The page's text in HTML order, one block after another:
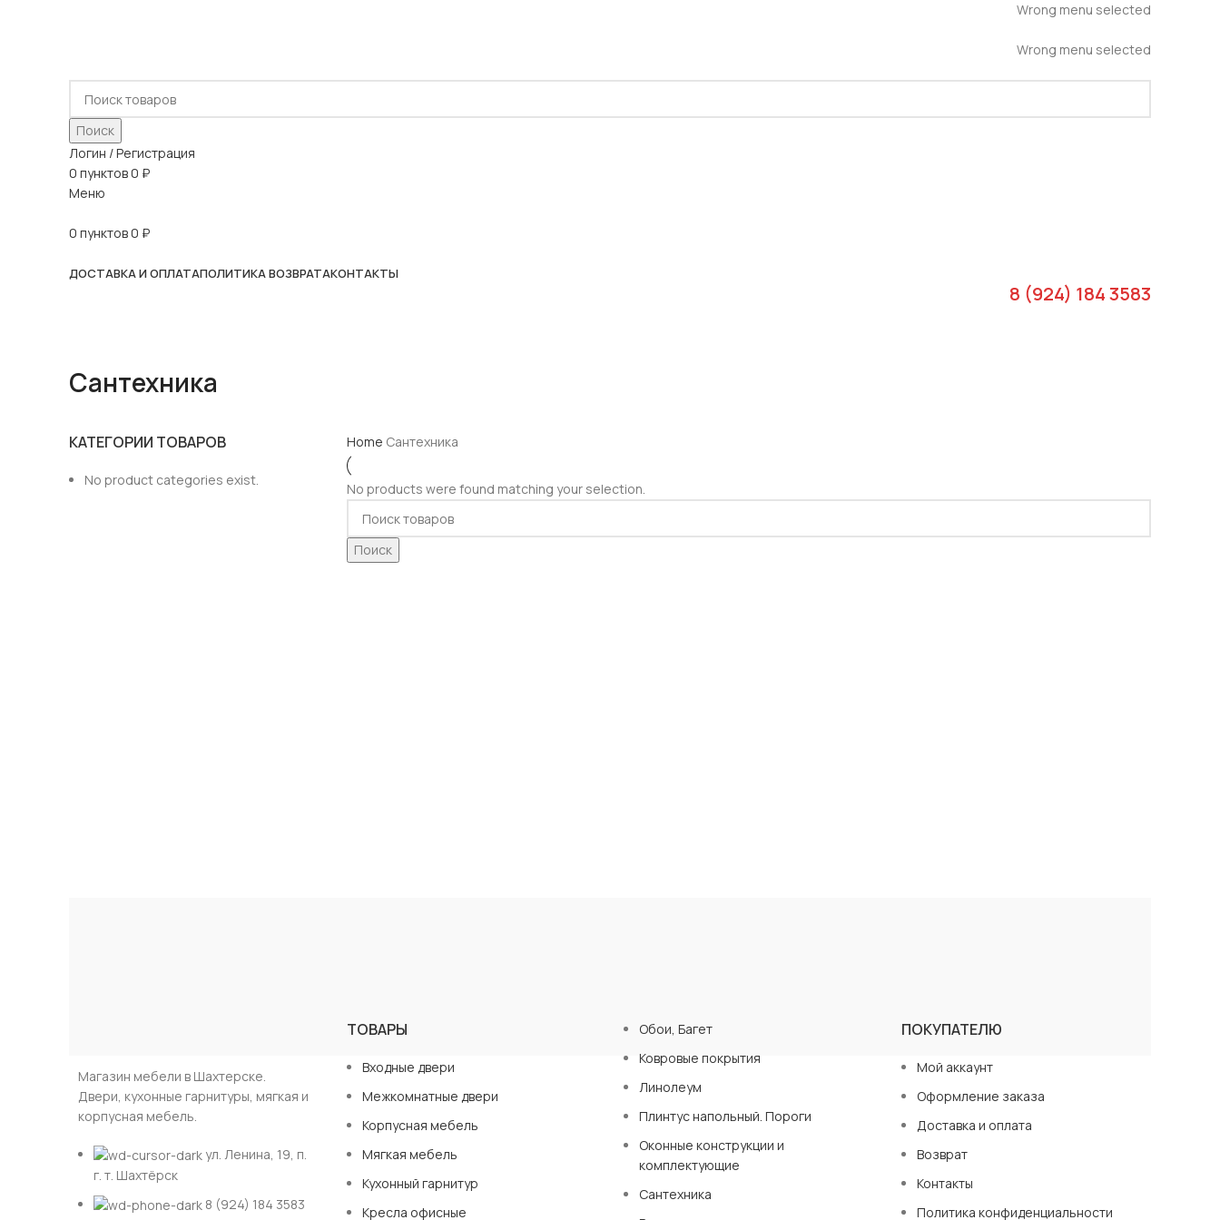
Wrong menu selected
Wrong menu selected
Поиск
Логин / Регистрация
0 пунктов0 ₽
Меню
0 пунктов0 ₽
ДОСТАВКА И ОПЛАТАПОЛИТИКА ВОЗВРАТАКОНТАКТЫ
8 (924) 184 3583
Сантехника
КАТЕГОРИИ ТОВАРОВ
No product categories exist.
Home Сантехника
No products were found matching your selection.
Поиск
Магазин мебели в Шахтерске.
Двери, кухонные гарнитуры, мягкая и
корпусная мебель.
ул. Ленина, 19, п.
г. т. Шахтёрск
8 (924) 184 3583
ТОВАРЫ
Входные двери
Межкомнатные двери
Корпусная мебель
Мягкая мебель
Кухонный гарнитур
Кресла офисные
Обои, Багет
Ковровые покрытия
Линолеум
Плинтус напольный. Пороги
Оконные конструкции и
комплектующие
Сантехника
ПОКУПАТЕЛЮ
Мой аккаунт
Оформление заказа
Доставка и оплата
Возврат
Контакты
Политика конфиденциальности